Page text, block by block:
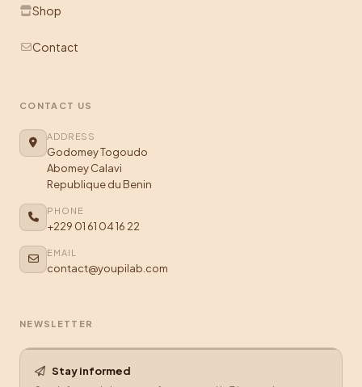
Shop
Contact
CONTACT US
ADDRESS
Godomey Togoudo
Abomey Calavi
Republique du Benin
PHONE
+229 01 61 04 16 22
EMAIL
contact@youpilab.com
NEWSLETTER
Stay informed